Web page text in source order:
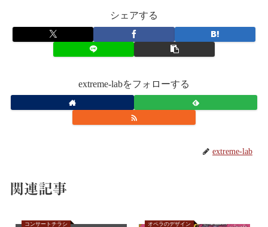
シェアする
extreme-labをフォローする
extreme-lab
関連記事
コンサートチラシ オペラのデザイン